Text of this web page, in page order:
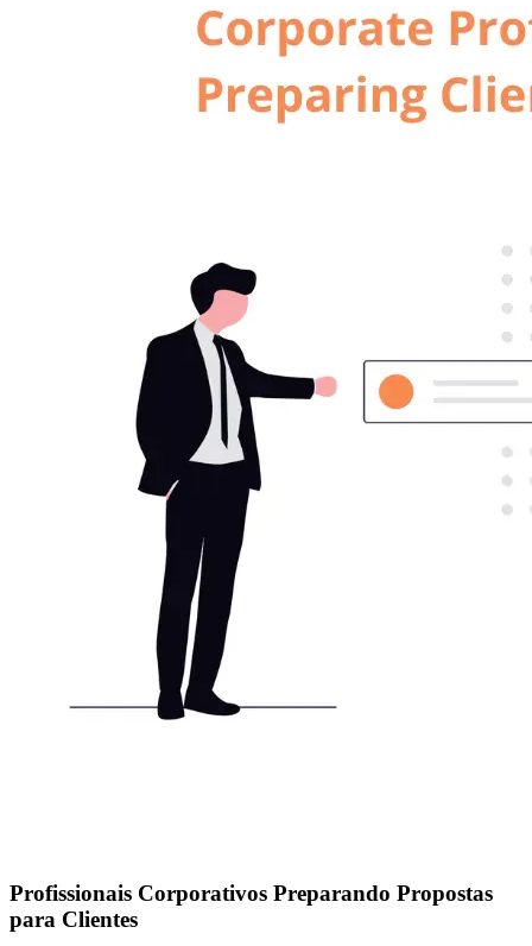
Profissionais Corporativos Preparando Propostas
para Clientes